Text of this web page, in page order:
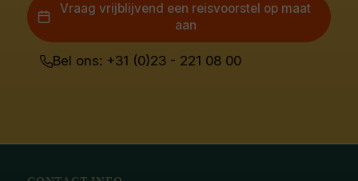
Vraag vrijblijvend een reisvoorstel op maat
aan
Bel ons: +31 (0)23 - 221 08 00